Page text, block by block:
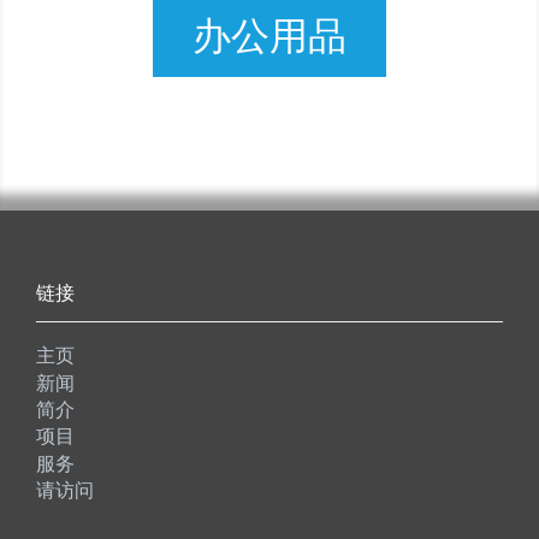
办公用品
链接
主页
新闻
简介
项目
服务
请访问